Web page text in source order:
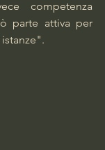
competenza
parte attiva per